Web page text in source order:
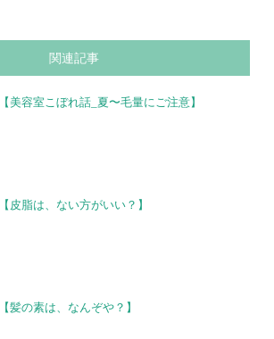
関連記事
【美容室こぼれ話_夏〜毛量にご注意】
【皮脂は、ない方がいい？】
【髪の素は、なんぞや？】